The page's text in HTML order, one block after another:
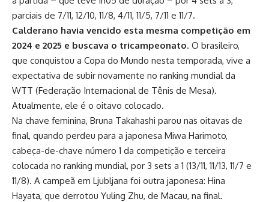
parciais de 7/11, 12/10, 11/8, 4/11, 11/5, 7/11 e 11/7.
Calderano havia vencido esta mesma competição em
2024 e 2025 e buscava o tricampeonato. O brasileiro,
que conquistou a Copa do Mundo nesta temporada, vive a
expectativa de subir novamente no ranking mundial da
WTT (Federação Internacional de Tênis de Mesa).
Atualmente, ele é o oitavo colocado.
Na chave feminina, Bruna Takahashi parou nas oitavas de
final, quando perdeu para a japonesa Miwa Harimoto,
cabeça-de-chave número 1 da competição e terceira
colocada no ranking mundial, por 3 sets a 1 (13/11, 11/13, 11/7 e
11/8). A campeã em Ljubljana foi outra japonesa: Hina
Hayata, que derrotou Yuling Zhu, de Macau, na final.